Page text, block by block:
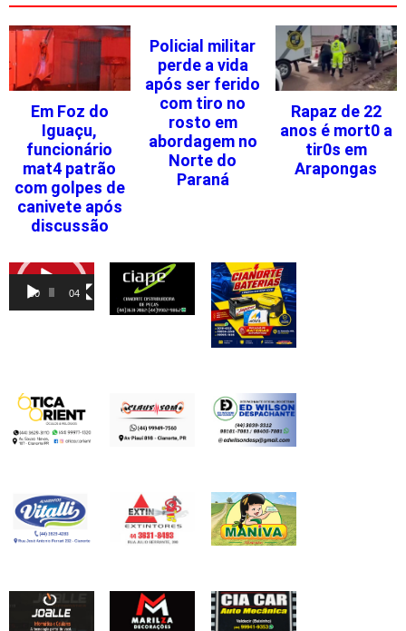
Em Foz do
Iguaçu,
funcionário
mat4 patrão
com golpes de
canivete após
discussão
Policial militar
perde a vida
após ser ferido
com tiro no
rosto em
abordagem no
Norte do
Paraná
Rapaz de 22
anos é mort0 a
tir0s em
Arapongas
Tocador
vídeo
00:00 04:46